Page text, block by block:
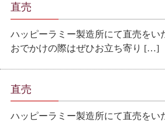
直売
ハッピーラミー製造所にて直売をい
おでかけの際はぜひお立ち寄り […]
直売
ハッピーラミー製造所にて直売をい